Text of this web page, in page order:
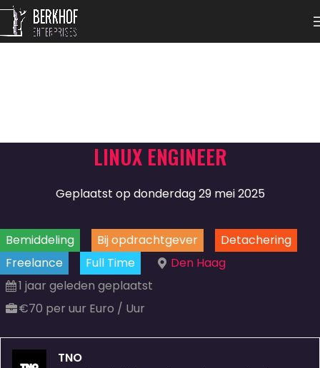
LINUX ENGINEER
Geplaatst op donderdag 29 mei 2025
Bemiddeling Bij opdrachtgever
Detachering
Freelance
Full Time
Den Haag
1 jaar geleden geplaatst
€70 per uur Euro / Uur
TNO